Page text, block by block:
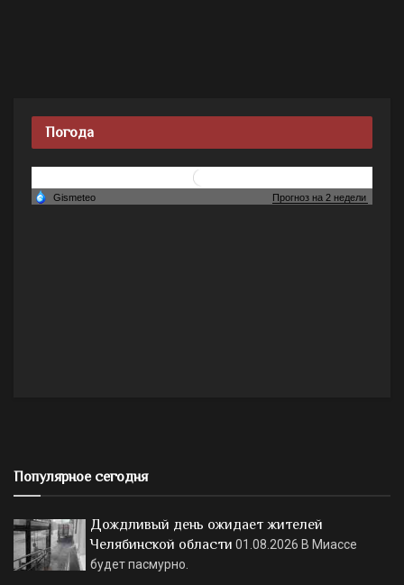
Погода
Популярное сегодня
Дождливый день ожидает жителей
Челябинской области 01.08.2026 В Миассе
будет пасмурно.